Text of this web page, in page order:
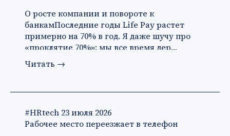
О росте компании и повороте к
банкамПоследние годы Life Pay растет
примерно на 70% в год. Я даже шучу про
«проклятие 70%»: мы все время дер…
Читать →
#HRtech 23 июля 2026
Рабочее место переезжает в телефон